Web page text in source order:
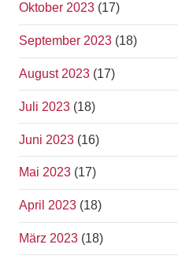
Oktober 2023 (17)
September 2023 (18)
August 2023 (17)
Juli 2023 (18)
Juni 2023 (16)
Mai 2023 (17)
April 2023 (18)
März 2023 (18)